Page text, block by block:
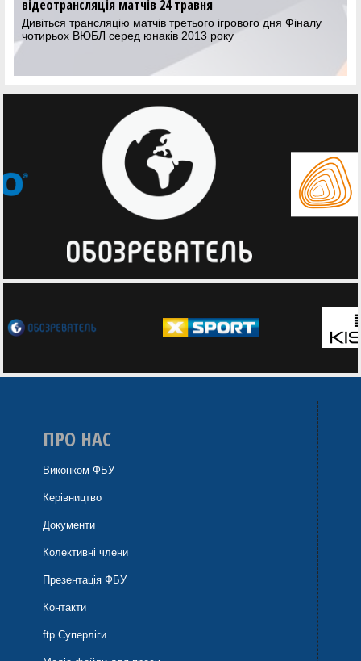
відеотрансляція матчів 24 травня
Дивіться трансляцію матчів третього ігрового дня Фіналу
чотирьох ВЮБЛ серед юнаків 2013 року
ПРО НАС
Виконком ФБУ
Керівництво
Документи
Колективні члени
Презентація ФБУ
Контакти
ftp Суперліги